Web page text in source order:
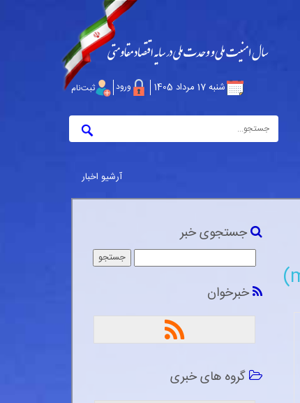
شنبه 17 مرداد 1405 ثبت‌نام ورود
آرشیو اخبار
جستجوی خبر
خبرخوان
گروه های خبری